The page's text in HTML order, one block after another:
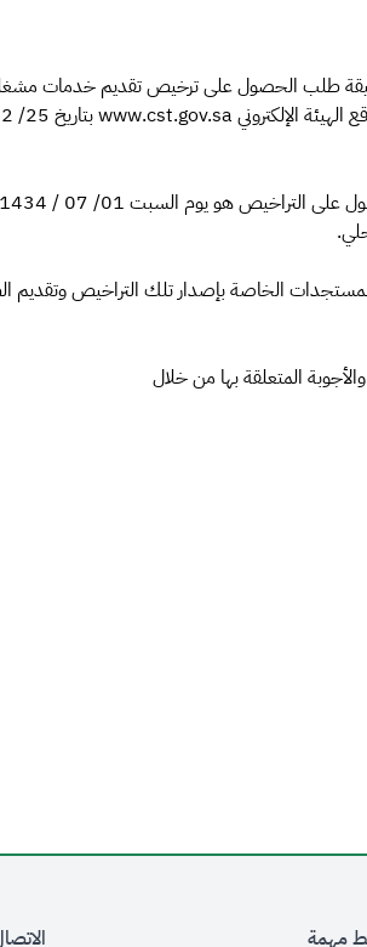
وثيقة طلب الحصول على ترخيص تقديم خدمات
المستجدات الخاصة بإصدار تلك التراخيص وتقديم
المتعلقة بها من خلال
مهمة